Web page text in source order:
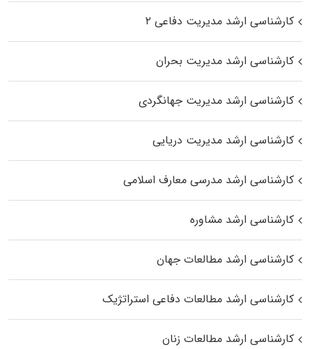
کارشناسی ارشد مدیریت دفاعی ۲
کارشناسی ارشد مدیریت بحران
کارشناسی ارشد مدیریت جهانگردی
کارشناسی ارشد مدیریت دریایی
کارشناسی ارشد مدرسی معارف اسلامی
کارشناسی ارشد مشاوره
کارشناسی ارشد مطالعات جهان
کارشناسی ارشد مطالعات دفاعی استراتژیک
کارشناسی ارشد مطالعات زنان